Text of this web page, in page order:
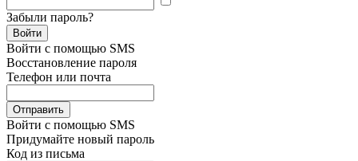
Забыли пароль?
Войти
Войти с помощью SMS
Восстановление пароля
Телефон или почта
Отправить
Войти с помощью SMS
Придумайте новый пароль
Код из письма